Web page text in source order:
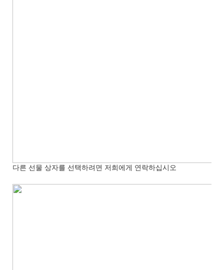
다른 선물 상자를 선택하려면 저희에게 연락하십시오